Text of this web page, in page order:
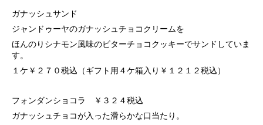
ガナッシュサンド
ジャンドゥーヤのガナッシュチョコクリームを
ほんのりシナモン風味のビターチョコクッキーでサンドしていま
す。
１ケ￥２７０税込（ギフト用４ケ箱入り￥１２１２税込）
フォンダンショコラ ￥３２４税込
ガナッシュチョコが入った滑らかな口当たり。